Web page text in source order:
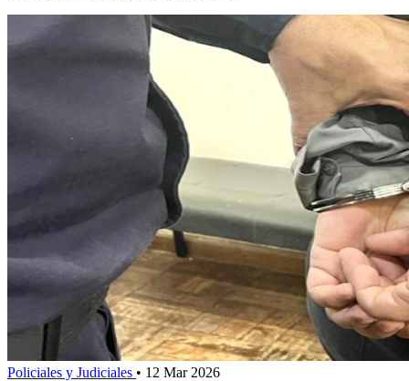
Policiales y Judiciales • 12 Mar 2026